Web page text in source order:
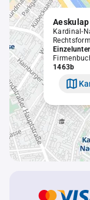
Kardinal-
1463b